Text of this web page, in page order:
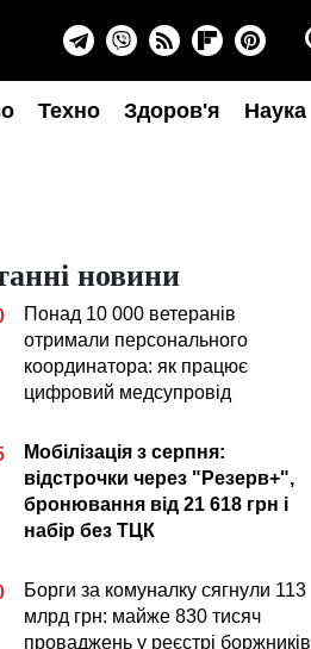
Техно Здоров'я Наука
новини
Понад 10 000 ветеранів
отримали персонального
координатора: як працює
цифровий медсупровід
Мобілізація з серпня:
відстрочки через "Резерв+",
бронювання від 21 618 грн і
набір без ТЦК
Борги за комуналку сягнули 113
млрд грн: майже 830 тисяч
проваджень у реєстрі боржників